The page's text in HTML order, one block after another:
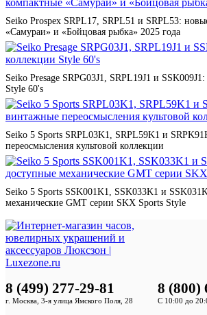
Seiko Prospex SRPL17, SRPL51 и SRPL53:
«Самураи» и «Бойцовая рыбка» 2025 года
Seiko Presage SRPG03J1, SRPL19J1 и
Style 60's
Seiko 5 Sports SRPL03K1, SRPL59K1 и
переосмысления культовой коллекции
Seiko 5 Sports SSK001K1, SSK033K1 и
механические GMT серии SKX Sports Style
8 (499) 277-29-81
г. Москва, 3-я улица Ямского Поля, 28
8 (800)
С 10:00 до